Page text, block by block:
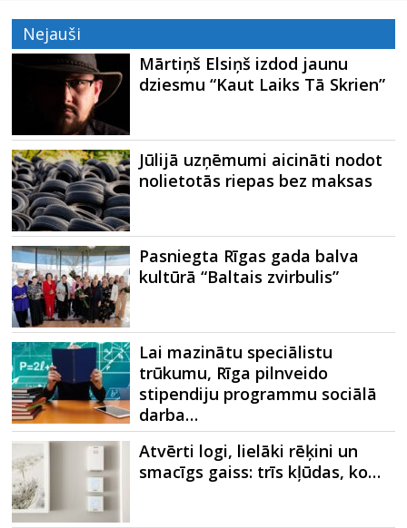
Nejauši
Mārtiņš Elsiņš izdod jaunu
dziesmu “Kaut Laiks Tā Skrien”
Jūlijā uzņēmumi aicināti nodot
nolietotās riepas bez maksas
Pasniegta Rīgas gada balva
kultūrā “Baltais zvirbulis”
Lai mazinātu speciālistu
trūkumu, Rīga pilnveido
stipendiju programmu sociālā
darba…
Atvērti logi, lielāki rēķini un
smacīgs gaiss: trīs kļūdas, ko…